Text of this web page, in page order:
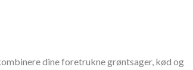
dine foretrukne grøntsager, kød og